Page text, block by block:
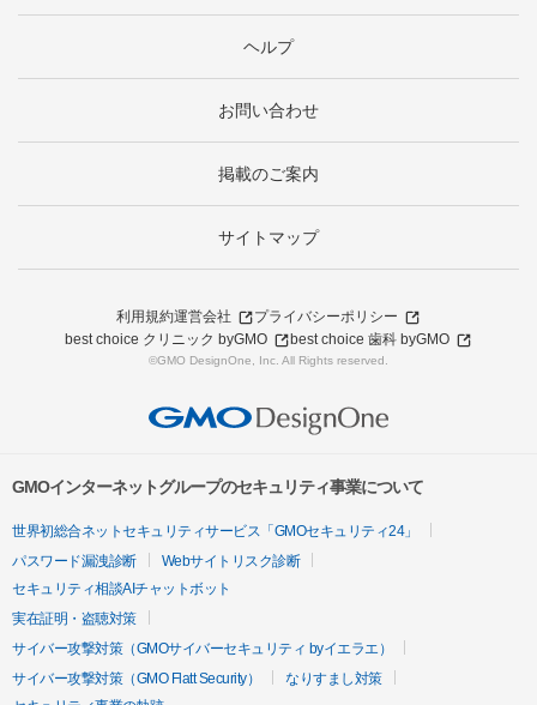
ヘルプ
お問い合わせ
掲載のご案内
サイトマップ
利用規約運営会社
プライバシーポリシー
best choice クリニック byGMO
best choice 歯科 byGMO
©GMO DesignOne, Inc. All Rights reserved.
GMOインターネットグループのセキュリティ事業について
世界初総合ネットセキュリティサービス「GMOセキュリティ24」
パスワード漏洩診断
Webサイトリスク診断
セキュリティ相談AIチャットボット
実在証明・盗聴対策
サイバー攻撃対策（GMOサイバーセキュリティ byイエラエ）
サイバー攻撃対策（GMO Flatt Security）
なりすまし対策